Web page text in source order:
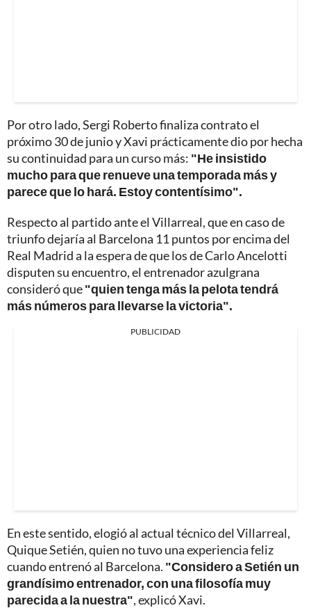
Por otro lado, Sergi Roberto finaliza contrato el
próximo 30 de junio y Xavi prácticamente dio por hecha
su continuidad para un curso más: "He insistido
mucho para que renueve una temporada más y
parece que lo hará. Estoy contentísimo".
Respecto al partido ante el Villarreal, que en caso de
triunfo dejaría al Barcelona 11 puntos por encima del
Real Madrid a la espera de que los de Carlo Ancelotti
disputen su encuentro, el entrenador azulgrana
consideró que"quien tenga más la pelota tendrá
más números para llevarse la victoria".
PUBLICIDAD
En este sentido, elogió al actual técnico del Villarreal,
Quique Setién, quien no tuvo una experiencia feliz
cuando entrenó al Barcelona. "Considero a Setién un
grandísimo entrenador, con una filosofía muy
parecida a la nuestra", explicó Xavi.